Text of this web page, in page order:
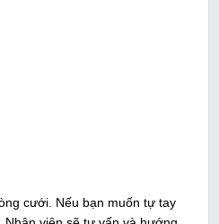
cưới. Nếu bạn muốn tự tay